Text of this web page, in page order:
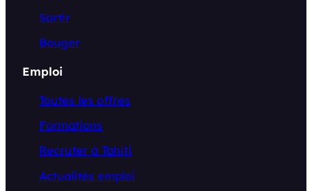
Sortir
Bouger
Emploi
Toutes les offres
Formations
Recruter à Tahiti
Actualités emploi